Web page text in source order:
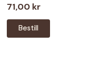
71,00 kr
Bestill